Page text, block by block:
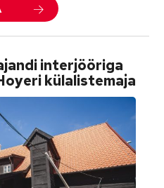
interjööriga
külalistemaja